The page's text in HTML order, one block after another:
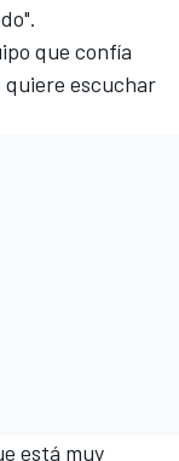
que confía
quiere escuchar
está muy